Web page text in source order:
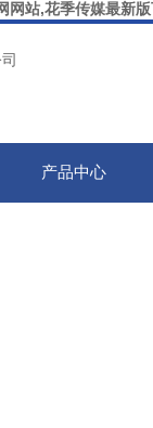
网站,花季传媒最新
产品中心